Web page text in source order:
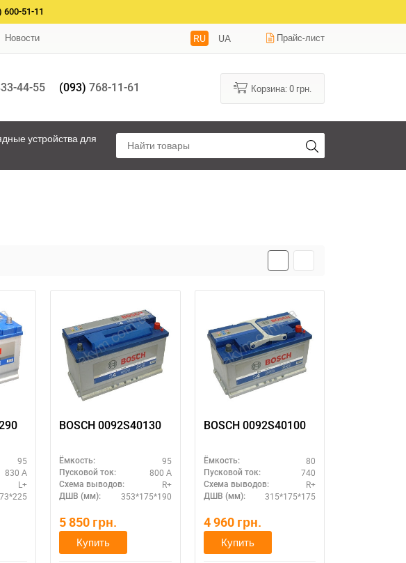
600-51-11
Новости RU UA Прайс-лист
44-55 (093) 768-11-61 Корзина:0 грн.
устройства для
95
830 А
L+
BOSCH 0092S40130
Ёмкость: 95
Пусковой ток: 800 А
Схема выводов: R+
ДШВ (мм): 353*175*190
5 850 грн.
Купить
BOSCH 0092S40100
Ёмкость: 80
Пусковой ток: 740
Схема выводов: R+
ДШВ (мм): 315*175*175
4 960 грн.
Купить